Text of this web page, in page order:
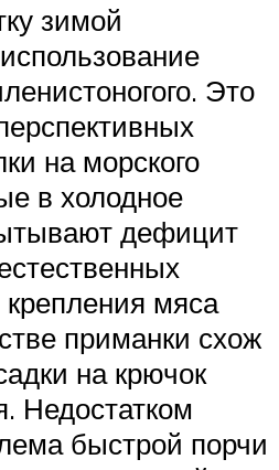
зимой
Это
на морского
в холодное
дефицит
мяса
приманки схож
на крючок
Недостатком
быстрой порчи